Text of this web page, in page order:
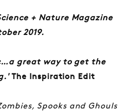
+ Nature Magazine
2019.
great way to get the
The Inspiration Edit
Spooks and Ghouls